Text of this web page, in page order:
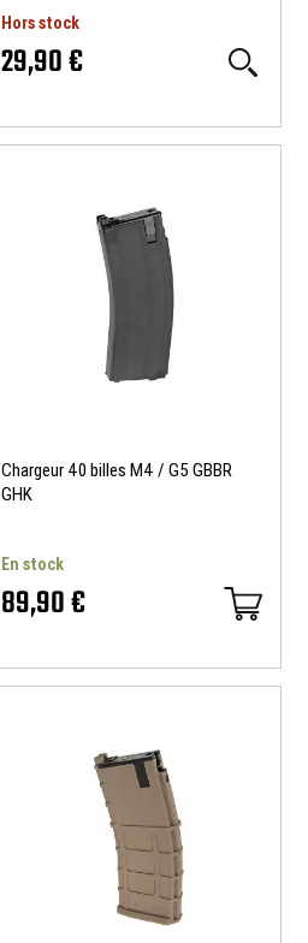
Hors stock
29,90 €
Chargeur 40 billes M4 / G5 GBBR
GHK
En stock
89,90 €